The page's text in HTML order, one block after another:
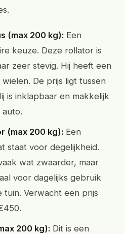
(max 200 kg): Een
keuze. Deze rollator is
zeer stevig. Hij heeft een
De prijs ligt tussen
is inklapbaar en makkelijk
(max 200 kg): Een
staat voor degelijkheid.
wat zwaarder, maar
voor dagelijks gebruik
tuin. Verwacht een prijs
200 kg): Dit is een